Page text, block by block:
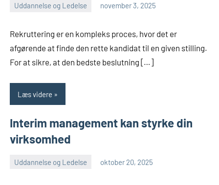
Uddannelse og Ledelse november 3, 2025
Rekruttering er en kompleks proces, hvor det er
afgørende at finde den rette kandidat til en given stilling.
For at sikre, at den bedste beslutning […]
Læs videre
Interim management kan styrke din
virksomhed
Uddannelse og Ledelse oktober 20, 2025